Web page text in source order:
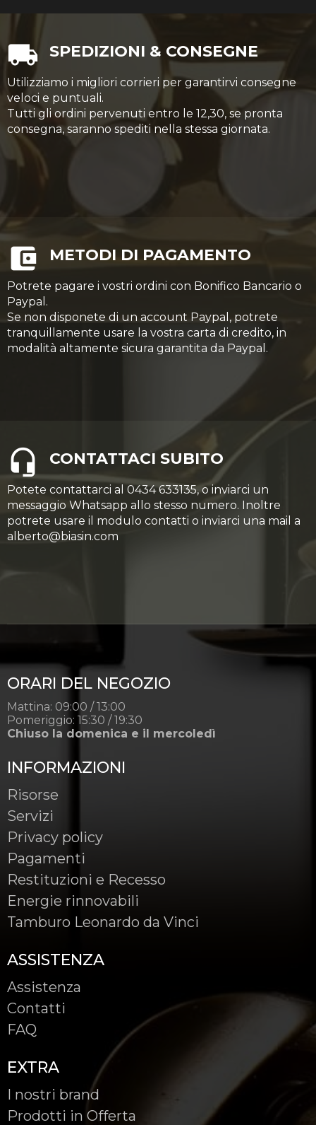
SPEDIZIONI & CONSEGNE
Utilizziamo i migliori corrieri per garantirvi consegne
veloci e puntuali.
Tutti gli ordini pervenuti entro le 12,30, se pronta
consegna, saranno spediti nella stessa giornata.
METODI DI PAGAMENTO
Potrete pagare i vostri ordini con Bonifico Bancario o
Paypal.
Se non disponete di un account Paypal, potrete
tranquillamente usare la vostra carta di credito, in
modalità altamente sicura garantita da Paypal.
CONTATTACI SUBITO
Potete contattarci al 0434 633135, o inviarci un
messaggio Whatsapp allo stesso numero. Inoltre
potrete usare il modulo contatti o inviarci una mail a
alberto@biasin.com
ORARI DEL NEGOZIO
Mattina: 09:00 / 13:00
Pomeriggio: 15:30 / 19:30
Chiuso la domenica e il mercoledì
INFORMAZIONI
Risorse
Servizi
Privacy policy
Pagamenti
Restituzioni e Recesso
Energie rinnovabili
Tamburo Leonardo da Vinci
ASSISTENZA
Assistenza
Contatti
FAQ
EXTRA
I nostri brand
Prodotti in Offerta